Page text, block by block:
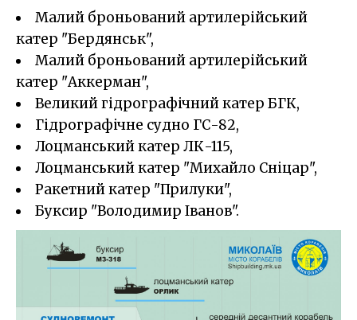
Малий броньований артилерійський
катер "Бердянськ",
Малий броньований артилерійський
катер "Аккерман",
Великий гідрографічний катер БГК,
Гідрографічне судно ГС-82,
Лоцманський катер ЛК-115,
Лоцманський катер "Михайло Сніцар",
Ракетний катер "Прилуки",
Буксир "Володимир Іванов".